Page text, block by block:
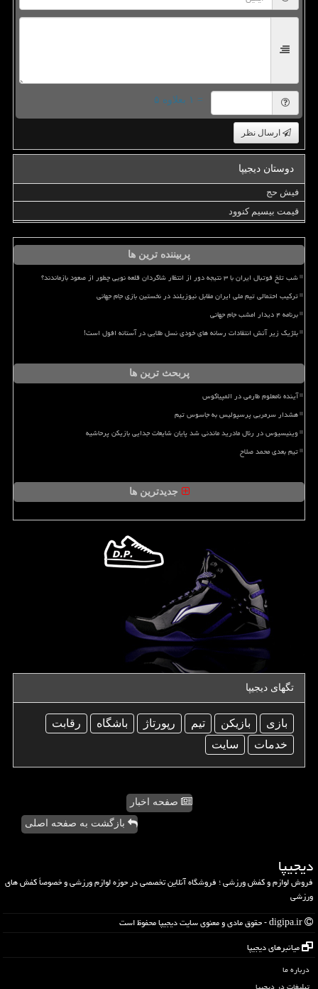
= ۱ بعلاوه ۵
ارسال نظر
دوستان دیجیپا
فیش حج
قیمت بیسیم کنوود
پربیننده ترین ها
شب تلخ فوتبال ایران با ۳ نتیجه دور از انتظار شاگردان قلعه نویی چطور از صعود بازماندند؟
ترکیب احتمالی تیم ملی ایران مقابل نیوزیلند در نخستین بازی جام جهانی
برنامه ۴ دیدار امشب جام جهانی
بلژیک زیر آتش انتقادات رسانه های خودی نسل طلایی در آستانه افول است!
پربحث ترین ها
آینده نامعلوم طارمی در المپیاکوس
هشدار سرمربی پرسپولیس به جاسوس تیم
وینیسیوس در رئال مادرید ماندنی شد پایان شایعات جدایی بازیکن پرحاشیه
تیم بعدی محمد صلاح
جدیدترین ها
تگهای دیجیپا
بازی بازیكن تیم رپورتاژ باشگاه
رقابت
خدمات
سایت
صفحه اخبار
بازگشت به صفحه اصلی
دیجیپا
فروش لوازم و کفش ورزشی ؛ فروشگاه آنلاین تخصصی در حوزه لوازم ورزشی و خصوصاً کفش های
ورزشی
میانبرهای دیجیپا
درباره ما